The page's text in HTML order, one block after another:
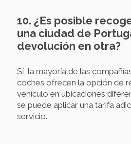
10. ¿Es posible
una ciudad de
devolución en otra?
Sí, la mayoría de las
coches ofrecen la opción de
vehículo en ubicaciones
se puede aplicar una tarifa
servicio.